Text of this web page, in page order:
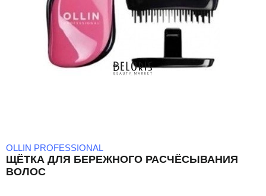
OLLIN PROFESSIONAL
ЩЁТКА ДЛЯ БЕРЕЖНОГО РАСЧЁСЫВАНИЯ
ВОЛОС